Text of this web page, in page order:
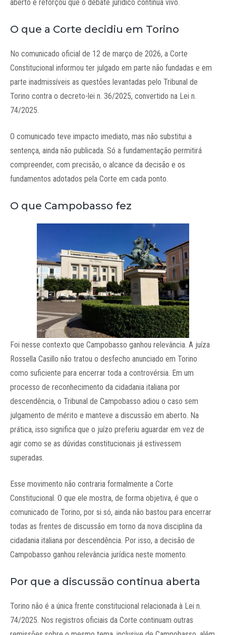
aberto e reforçou que o debate jurídico continua vivo.
O que a Corte decidiu em Torino
No comunicado oficial de 12 de março de 2026, a Corte
Constitucional informou ter julgado em parte não fundadas e em
parte inadmissíveis as questões levantadas pelo Tribunal de
Torino contra o decreto-lei n. 36/2025, convertido na Lei n.
74/2025.
O comunicado teve impacto imediato, mas não substitui a
sentença, ainda não publicada. Só a fundamentação permitirá
compreender, com precisão, o alcance da decisão e os
fundamentos adotados pela Corte em cada ponto.
O que Campobasso fez
Foi nesse contexto que Campobasso ganhou relevância. A juíza
Rossella Casillo não tratou o desfecho anunciado em Torino
como suficiente para encerrar toda a controvérsia. Em um
processo de reconhecimento da cidadania italiana por
descendência, o Tribunal de Campobasso adiou o caso sem
julgamento de mérito e manteve a discussão em aberto. Na
prática, isso significa que o juízo preferiu aguardar em vez de
agir como se as dúvidas constitucionais já estivessem
superadas.
Esse movimento não contraria formalmente a Corte
Constitucional. O que ele mostra, de forma objetiva, é que o
comunicado de Torino, por si só, ainda não bastou para encerrar
todas as frentes de discussão em torno da nova disciplina da
cidadania italiana por descendência. Por isso, a decisão de
Campobasso ganhou relevância jurídica neste momento.
Por que a discussão continua aberta
Torino não é a única frente constitucional relacionada à Lei n.
74/2025. Nos registros oficiais da Corte continuam outras